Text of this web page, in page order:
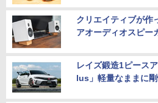
クリエイティブが作
アオーディオスピー
レイズ鍛造1ピース
lus」軽量なままに